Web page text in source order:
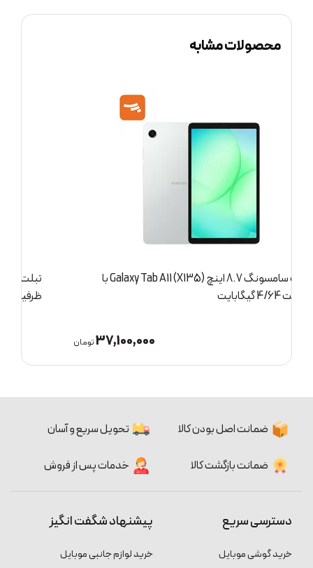
محصولات مشابه
ظرفیت 6/128 گیگابایت
97,000,000
ضمانت اصل بودن کالا تحویل سریع و آسان
ضمانت بازگشت کالا خدمات پس از فروش
دسترسی سریع
خرید گوشی موبایل
پیشنهاد شگفت انگیز
خرید لوازم جانبی موبایل